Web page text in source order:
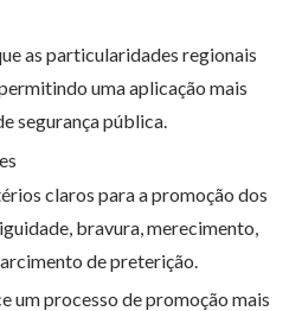
as particularidades regionais
uma aplicação mais
segurança pública.
claros para a promoção dos
bravura, merecimento,
de preterição.
um processo de promoção mais